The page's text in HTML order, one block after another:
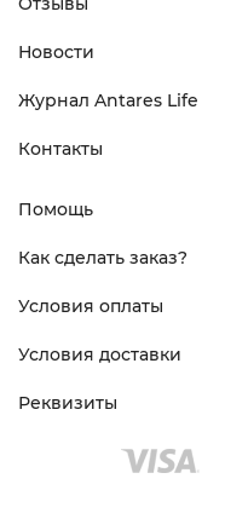
Новости
Журнал Antares Life
Контакты
Помощь
Как сделать заказ?
Условия оплаты
Условия доставки
Реквизиты